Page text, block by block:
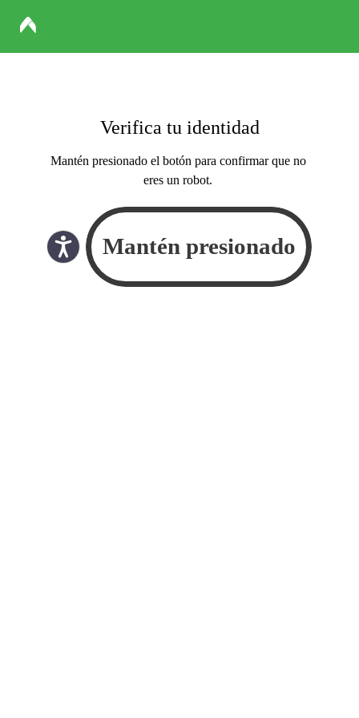
Verifica tu identidad
Mantén presionado el botón para confirmar que no
eres un robot.